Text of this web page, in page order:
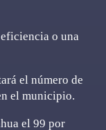
o una
el número de
el municipio.
el 99 por